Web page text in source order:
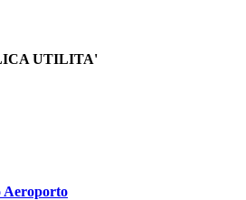
UTILITA'
Aeroporto